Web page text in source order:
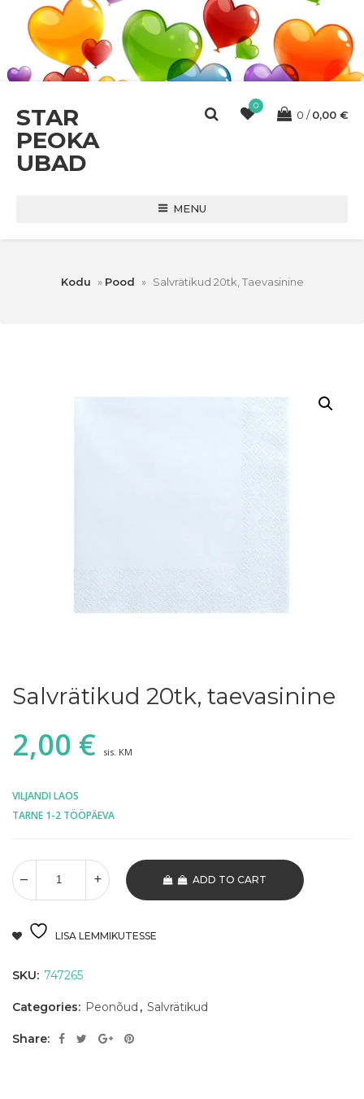
STAR
PEOKA
UBAD
0
0 0,00 €
MENU
Kodu » Pood » Salvrätikud 20tk, Taevasinine
Salvrätikud 20tk, taevasinine
2,00 € sis. KM
VILJANDI LAOS
TARNE 1-2 TÖÖPÄEVA
ADD TO CART
LISA LEMMIKUTESSE
SKU: 747265
Categories: Peonõud , Salvrätikud
Share: